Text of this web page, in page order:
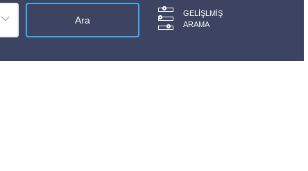
GELIŞLMIŞ
ARAMA